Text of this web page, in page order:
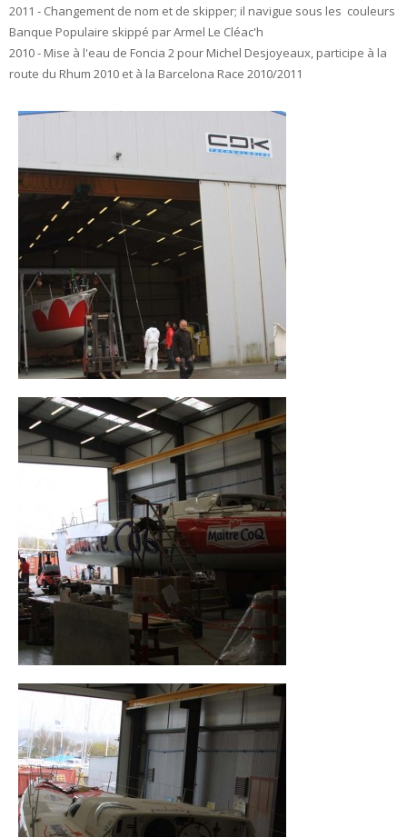
2011 - Changement de nom et de skipper; il navigue sous les couleurs
Banque Populaire skippé par Armel Le Cléac'h
2010 - Mise à l'eau de Foncia 2 pour Michel Desjoyeaux, participe à la
route du Rhum 2010 et à la Barcelona Race 2010/2011